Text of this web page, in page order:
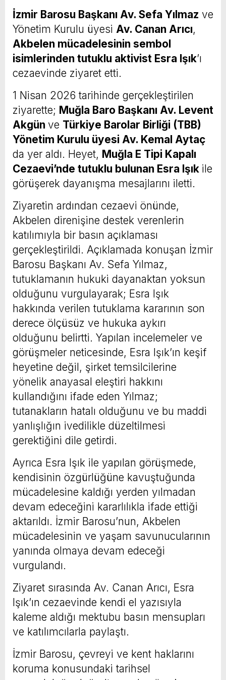
İzmir Barosu Başkanı Av. Sefa Yılmaz ve
Yönetim Kurulu üyesi Av. Canan Arıcı,
Akbelen mücadelesinin sembol
isimlerinden tutuklu aktivist Esra Işık’ı
cezaevinde ziyaret etti.
1 Nisan 2026 tarihinde gerçekleştirilen
ziyarette; Muğla Baro Başkanı Av. Levent
Akgün ve Türkiye Barolar Birliği (TBB)
Yönetim Kurulu üyesi Av. Kemal Aytaç
da yer aldı. Heyet, Muğla E Tipi Kapalı
Cezaevi’nde tutuklu bulunan Esra Işık ile
görüşerek dayanışma mesajlarını iletti.
Ziyaretin ardından cezaevi önünde,
Akbelen direnişine destek verenlerin
katılımıyla bir basın açıklaması
gerçekleştirildi. Açıklamada konuşan İzmir
Barosu Başkanı Av. Sefa Yılmaz,
tutuklamanın hukuki dayanaktan yoksun
olduğunu vurgulayarak; Esra Işık
hakkında verilen tutuklama kararının son
derece ölçüsüz ve hukuka aykırı
olduğunu belirtti. Yapılan incelemeler ve
görüşmeler neticesinde, Esra Işık’ın keşif
heyetine değil, şirket temsilcilerine
yönelik anayasal eleştiri hakkını
kullandığını ifade eden Yılmaz;
tutanakların hatalı olduğunu ve bu maddi
yanlışlığın ivedilikle düzeltilmesi
gerektiğini dile getirdi.
Ayrıca Esra Işık ile yapılan görüşmede,
kendisinin özgürlüğüne kavuştuğunda
mücadelesine kaldığı yerden yılmadan
devam edeceğini kararlılıkla ifade ettiği
aktarıldı. İzmir Barosu’nun, Akbelen
mücadelesinin ve yaşam savunucularının
yanında olmaya devam edeceği
vurgulandı.
Ziyaret sırasında Av. Canan Arıcı, Esra
Işık’ın cezaevinde kendi el yazısıyla
kaleme aldığı mektubu basın mensupları
ve katılımcılarla paylaştı.
İzmir Barosu, çevreyi ve kent haklarını
koruma konusundaki tarihsel